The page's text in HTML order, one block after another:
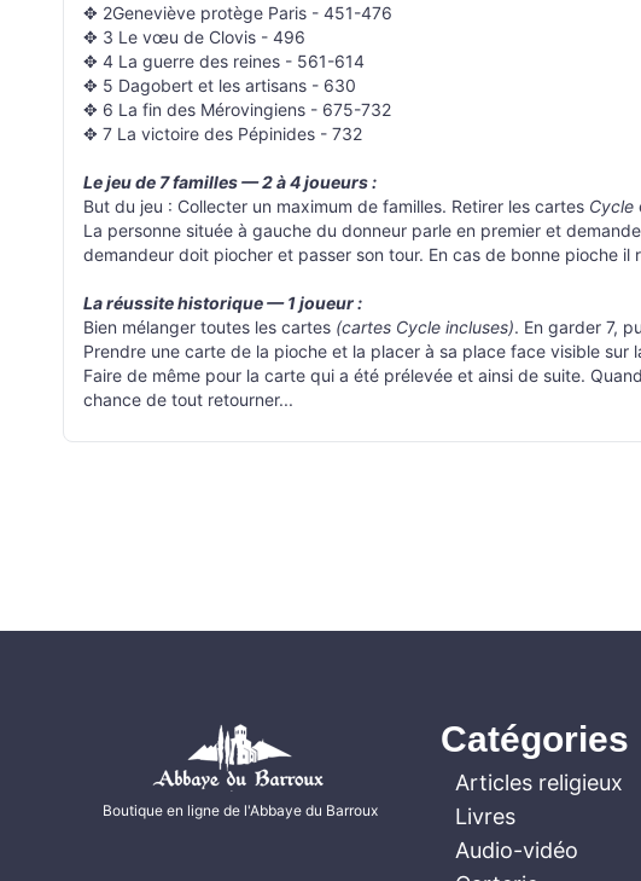
✥ 2Geneviève protège Paris - 451-476
✥ 3 Le vœu de Clovis - 496
✥ 4 La guerre des reines - 561-614
✥ 5 Dagobert et les artisans - 630
✥ 6 La fin des Mérovingiens - 675-732
✥ 7 La victoire des Pépinides - 732
Le jeu de 7 familles — 2 à 4 joueurs :
But du jeu : Collecter un maximum de familles. Retirer les cartes Cycle
La personne située à gauche du donneur parle en premier et
demandeur doit piocher et passer son tour. En cas de bonne pioche il
La réussite historique — 1 joueur :
Bien mélanger toutes les cartes (cartes Cycle incluses). En garder 7,
Prendre une carte de la pioche et la placer à sa place face visible sur
Faire de même pour la carte qui a été prélevée et ainsi de suite.
chance de tout retourner...
Boutique en ligne de l'Abbaye du Barroux
Catégories
Articles religieux
Livres
Audio-vidéo